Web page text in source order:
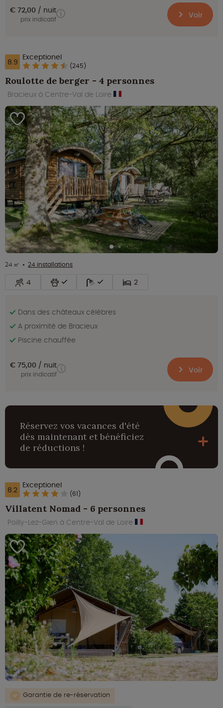
€ 72,00 nuit
prix indicatif Voir
8.9 Exceptionel
(245)
Roulotte de berger - 4 personnes
Bracieux à Centre-Val de Loire
24 ㎡ 24 installations
4 2
Dans des châteaux célèbres
A proximité de Bracieux
Piscine chauffée
€ 75,00 nuit
prix indicatif Voir
Réservez vos vacances d'été
dès maintenant et bénéficiez
de réductions !
8.2 Exceptionel
(61)
Villatent Nomad - 6 personnes
Poilly-Lez-Gien à Centre-Val de Loire
Garantie de re-réservation